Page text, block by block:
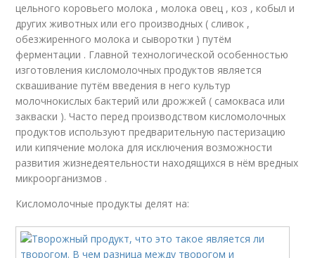
цельного коровьего молока , молока овец , коз , кобыл и
других животных или его производных ( сливок ,
обезжиренного молока и сыворотки ) путём
ферментации . Главной технологической особенностью
изготовления кисломолочных продуктов является
сквашивание путём введения в него культур
молочнокислых бактерий или дрожжей ( самокваса или
закваски ). Часто перед производством кисломолочных
продуктов используют предварительную пастеризацию
или кипячение молока для исключения возможности
развития жизнедеятельности находящихся в нём вредных
микроорганизмов .
Кисломолочные продукты делят на: